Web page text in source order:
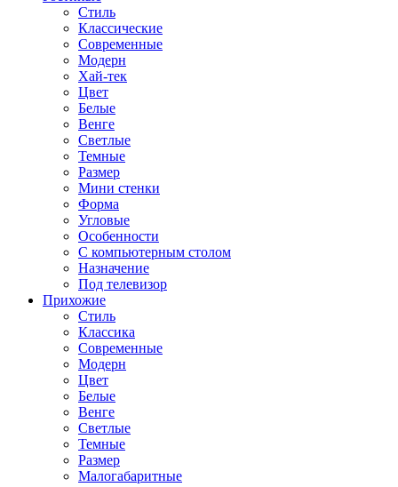
Стиль
Классические
Современные
Модерн
Хай-тек
Цвет
Белые
Венге
Светлые
Темные
Размер
Мини стенки
Форма
Угловые
Особенности
С компьютерным столом
Назначение
Под телевизор
Прихожие
Стиль
Классика
Современные
Модерн
Цвет
Белые
Венге
Светлые
Темные
Размер
Малогабаритные